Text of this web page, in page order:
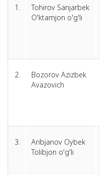
1.
Tohirov Sanjarbek
O'ktamjon o'g'li
2.
Bozorov Azizbek
Avazovich
3.
Aribjanov Oybek
Tolibjon o'g'li